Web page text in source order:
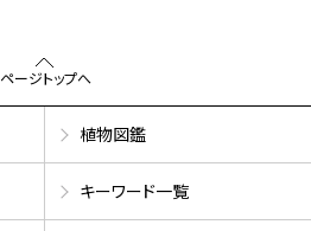
ページトップへ
植物図鑑
キーワード一覧